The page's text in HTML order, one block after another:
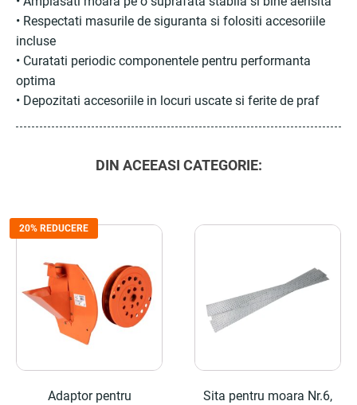
• Respectati masurile de siguranta si folositi accesoriile
incluse
• Curatati periodic componentele pentru performanta
optima
• Depozitati accesoriile in locuri uscate si ferite de praf
DIN ACEEASI CATEGORIE:
20% REDUCERE
Adaptor pentru
Sita pentru moara Nr.6,